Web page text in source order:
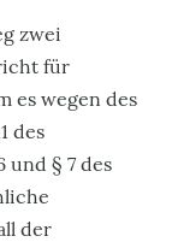
zwei
für
es wegen des
des
und § 7 des
der